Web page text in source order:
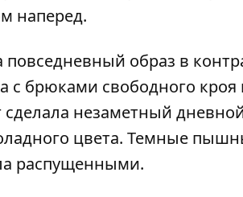
наперед.
повседневный образ в
с брюками свободного
сделала незаметный
цвета. Темные
распущенными.